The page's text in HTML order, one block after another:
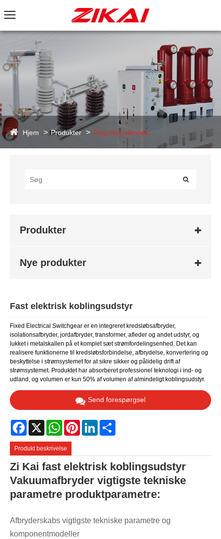
Hjem Produkter Ring Hovedenhed
Produkter
Nye produkter
Fast elektrisk koblingsudstyr
Fixed Electrical Switchgear er en integreret kredsløbsafbryder,
isolationsafbryder, jordafbryder, transformer, afleder og andet udstyr, og
lukket i metalskallen på et komplet sæt strømfordelingsenhed. Det kan
realisere funktionerne til kredsløbsforbindelse, afbrydelse, konvertering og
beskyttelse i strømsystemet for at sikre sikker og pålidelig drift af
strømsystemet. Produktet har absorberet professionel teknologi i ind- og
udland, og volumen er kun 50% af volumen af ​​almindeligt koblingsudstyr.
Send forespørgsel
Facebook
X WhatsAppPinterestLinkedIn
Produkt beskrivelse
Zi Kai fast elektrisk koblingsudstyr
Vakuumafbryder vigtigste tekniske
parametre produktparametre:
Afbryderskabs vigtigste tekniske parametre og
komponentmodeller